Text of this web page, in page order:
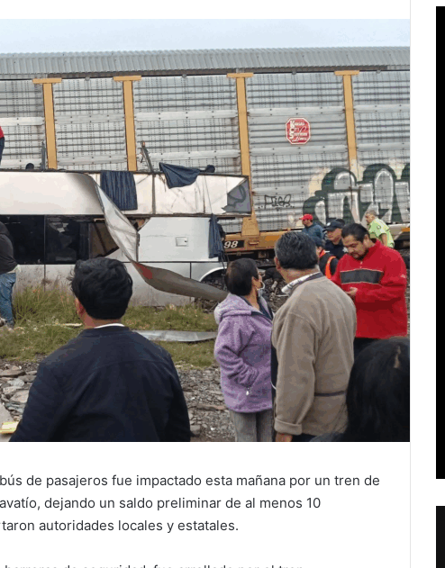
de pasajeros fue impactado esta mañana por un tren de
dejando un saldo preliminar de al menos 10
autoridades locales y estatales.